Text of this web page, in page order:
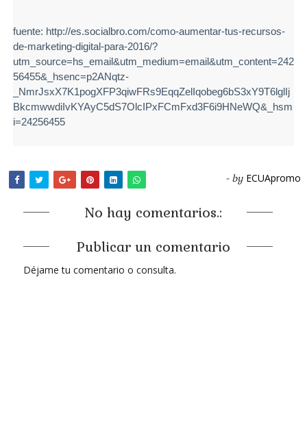
fuente: http://es.socialbro.com/como-aumentar-tus-recursos-
de-marketing-digital-para-2016/?
utm_source=hs_email&utm_medium=email&utm_content=242
56455&_hsenc=p2ANqtz-
_NmrJsxX7K1pogXFP3qiwFRs9EqqZelIqobeg6bS3xY9T6lglIj
BkcmwwdiIvKYAyC5dS7OlcIPxFCmFxd3F6i9HNeWQ&_hsm
i=24256455
- by ECUApromo
No hay comentarios.:
Publicar un comentario
Déjame tu comentario o consulta.